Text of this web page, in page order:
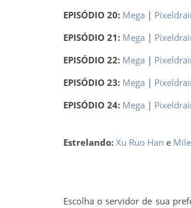
EPISÓDIO 20: Mega |
EPISÓDIO 21: Mega |
EPISÓDIO 22: Mega |
EPISÓDIO 23: Mega |
EPISÓDIO 24: Mega |
Estrelando: Xu Ruo Han e
Escolha o servidor de sua